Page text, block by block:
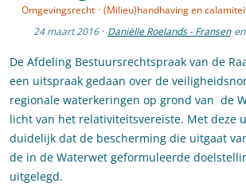
Omgevingsrecht · (Milieu)handhaving en
24 maart 2016 · Daniëlle Roelands - Fransen en
De Afdeling Bestuursrechtspraak van de
een uitspraak gedaan over de
regionale waterkeringen op grond van de
licht van het relativiteitsvereiste. Met deze
duidelijk dat de bescherming die uitgaat
de in de Waterwet geformuleerde
uitgelegd.